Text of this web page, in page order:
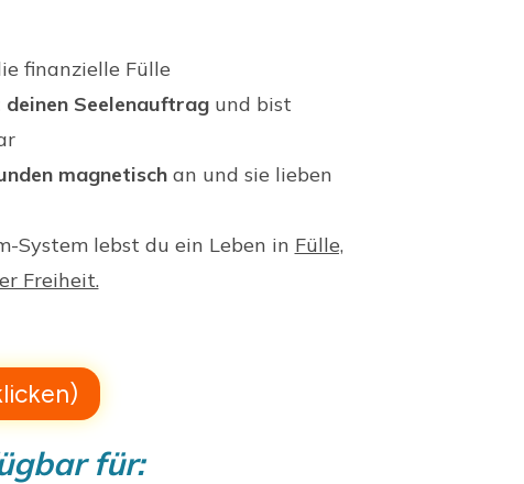
finanzielle Fülle
deinen Seelenauftragund bist
magnetisch an und sie lieben
System lebst du ein Leben in Fülle,
Freiheit.
für: